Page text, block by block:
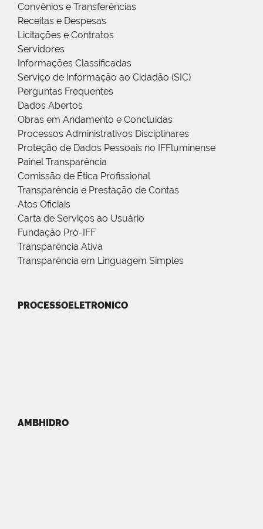
Convênios e Transferências
Receitas e Despesas
Licitações e Contratos
Servidores
Informações Classificadas
Serviço de Informação ao Cidadão (SIC)
Perguntas Frequentes
Dados Abertos
Obras em Andamento e Concluídas
Processos Administrativos Disciplinares
Proteção de Dados Pessoais no IFFluminense
Painel Transparência
Comissão de Ética Profissional
Transparência e Prestação de Contas
Atos Oficiais
Carta de Serviços ao Usuário
Fundação Pró-IFF
Transparência Ativa
Transparência em Linguagem Simples
PROCESSOELETRONICO
AMBHIDRO